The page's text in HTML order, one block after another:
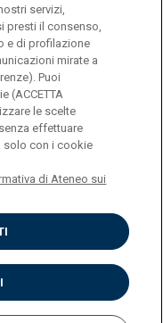
servizi,
presti il consenso,
e di profilazione
mirate a
Puoi
(ACCETTA
le scelte
effettuare
solo con i cookie
di Ateneo sui